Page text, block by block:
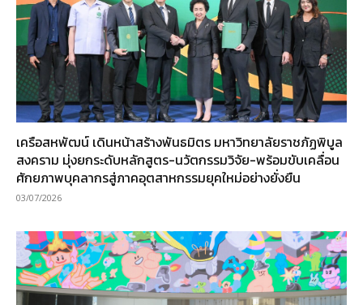
เครือสหพัฒน์ เดินหน้าสร้างพันธมิตร มหาวิทยาลัยราชภัฏพิบูล
สงคราม มุ่งยกระดับหลักสูตร-นวัตกรรมวิจัย-พร้อมขับเคลื่อน
ศักยภาพบุคลากรสู่ภาคอุตสาหกรรมยุคใหม่อย่างยั่งยืน
03/07/2026